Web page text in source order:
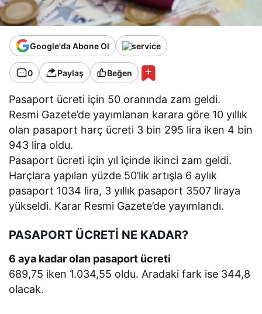
Google'da Abone Ol
0 Paylaş Beğen
Pasaport ücreti için 50 oranında zam geldi.
Resmi Gazete’de yayımlanan karara göre 10 yıllık
olan pasaport harç ücreti 3 bin 295 lira iken 4 bin
943 lira oldu.
Pasaport ücreti için yıl içinde ikinci zam geldi.
Harçlara yapılan yüzde 50’lik artışla 6 aylık
pasaport 1034 lira, 3 yıllık pasaport 3507 liraya
yükseldi. Karar Resmi Gazete’de yayımlandı.
PASAPORT ÜCRETİ NE KADAR?
6 aya kadar olan pasaport ücreti
689,75 iken 1.034,55 oldu. Aradaki fark ise 344,8
olacak.